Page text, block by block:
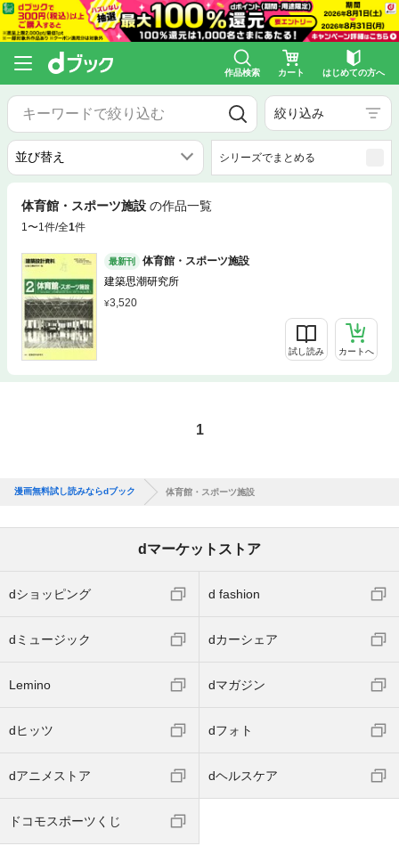
作品検索 カート はじめての方へ
絞り込み
シリーズでまとめる
体育館・スポーツ施設 の作品一覧
1〜1件/全1件
最新刊
体育館・スポーツ施設
建築思潮研究所
3,520
試し読み カートへ
1
漫画無料試し読みならdブック 体育館・スポーツ施設
dマーケットストア
dショッピング d fashion
dミュージック dカーシェア
Lemino dマガジン
dヒッツ dフォト
dアニメストア dヘルスケア
ドコモスポーツくじ